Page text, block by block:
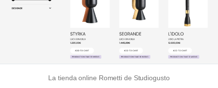
La tienda online Rometti de Studiogusto